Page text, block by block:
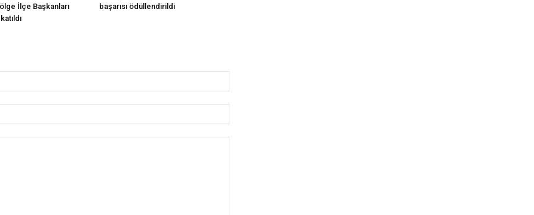
İlçe Başkanları
başarısı ödüllendirildi